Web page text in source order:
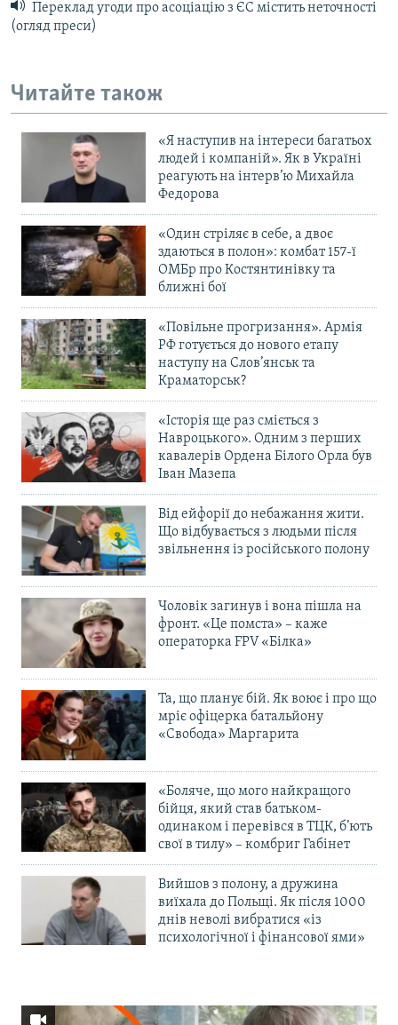
Переклад угоди про асоціацію з ЄС містить неточності
(огляд преси)
Читайте також
«Я наступив на інтереси багатьох
людей і компаній». Як в Україні
реагують на інтерв’ю Михайла
Федорова
«Один стріляє в себе, а двоє
здаються в полон»: комбат 157-ї
ОМБр про Костянтинівку та
ближні бої
«Повільне прогризання». Армія
РФ готується до нового етапу
наступу на Слов’янськ та
Краматорськ?
«Історія ще раз сміється з
Навроцького». Одним з перших
кавалерів Ордена Білого Орла був
Іван Мазепа
Від ейфорії до небажання жити.
Що відбувається з людьми після
звільнення із російського полону
Чоловік загинув і вона пішла на
фронт. «Це помста» – каже
операторка FPV «Білка»
Та, що планує бій. Як воює і про що
мріє офіцерка батальйону
«Свобода» Маргарита
«Боляче, що мого найкращого
бійця, який став батьком-
одинаком і перевівся в ТЦК, б’ють
свої в тилу» – комбриг Габінет
Вийшов з полону, а дружина
виїхала до Польщі. Як після 1000
днів неволі вибратися «із
психологічної і фінансової ями»